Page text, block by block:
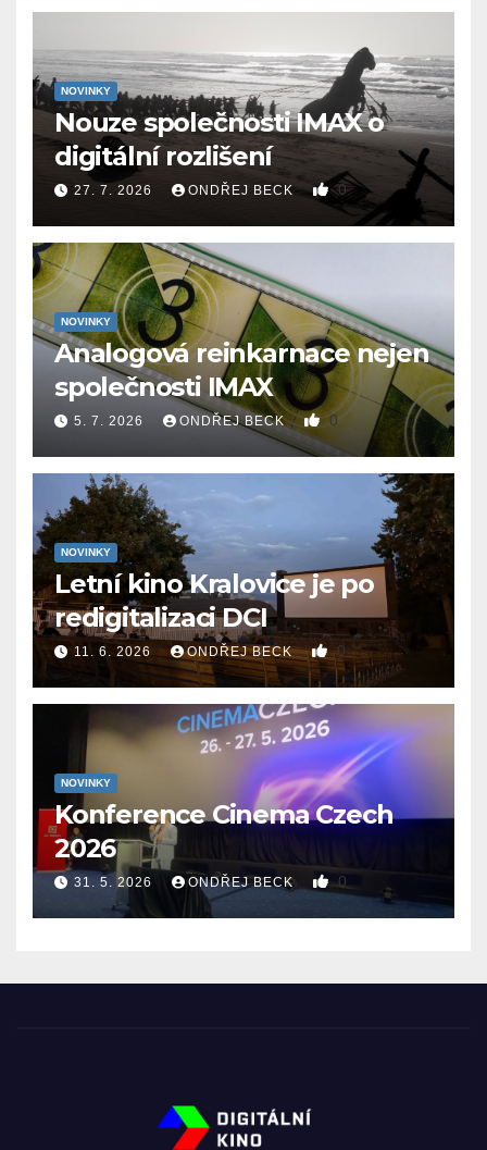
NOVINKY
Nouze společnosti IMAX o
digitální rozlišení
27. 7. 2026 ONDŘEJ BECK 0
NOVINKY
Analogová reinkarnace nejen
společnosti IMAX
5. 7. 2026 ONDŘEJ BECK 0
NOVINKY
Letní kino Kralovice je po
redigitalizaci DCI
11. 6. 2026 ONDŘEJ BECK 0
NOVINKY
Konference Cinema Czech
2026
31. 5. 2026 ONDŘEJ BECK 0